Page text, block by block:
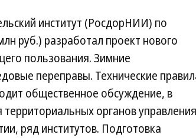
институт (РосдорНИИ) по
руб.) разработал проект нового
пользования. Зимние
переправы. Технические
общественное обсуждение, в
органов управления
ряд институтов. Подготовка